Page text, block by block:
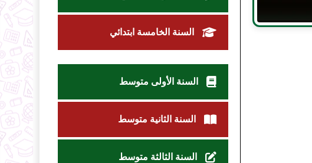
السنة الخامسة ابتدائي
السنة الأولى متوسط
السنة الثانية متوسط
السنة الثالثة متوسط